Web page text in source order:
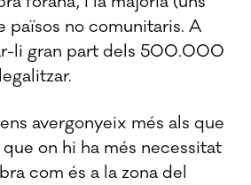
no comunitaris. A
li gran part dels 500.000
avergonyeix més als que
que on hi ha més necessitat
com és a la zona del